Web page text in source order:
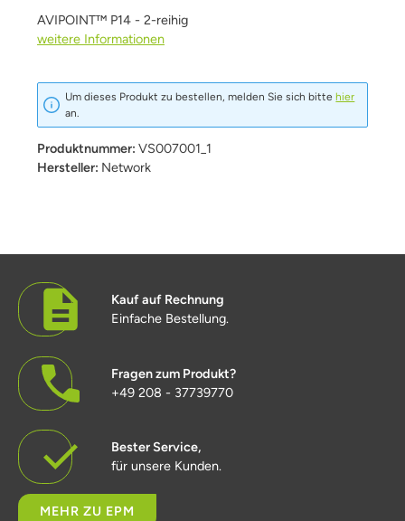
AVIPOINT™ P14 - 2-reihig
weitere Informationen
Um dieses Produkt zu bestellen, melden Sie sich bitte hier
an.
Produktnummer: VS007001_1
Hersteller: Network
Kauf auf Rechnung
Einfache Bestellung.
Fragen zum Produkt?
+49 208 - 37739770
Bester Service,
für unsere Kunden.
MEHR ZU EPM